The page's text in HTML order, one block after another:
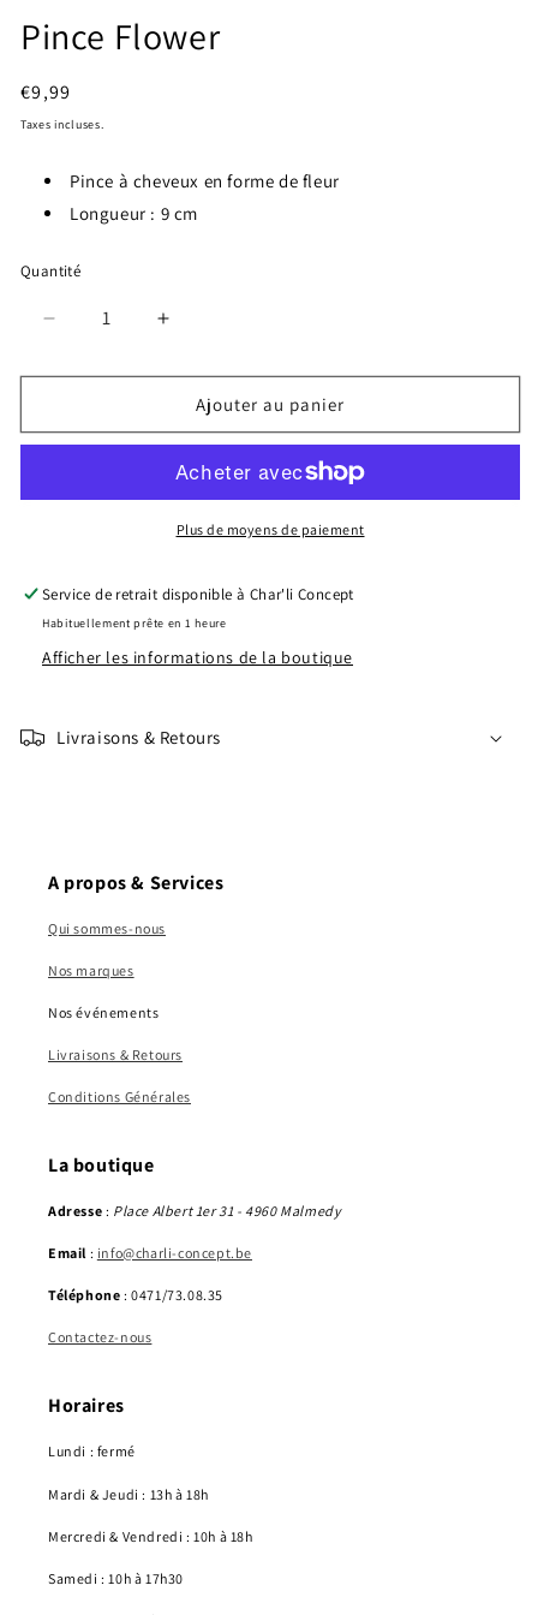
Pince Flower
Prix
habituel
€9,99
Taxes incluses.
Pince à cheveux en forme de fleur
Longueur : 9 cm
Quantité
Réduire
quantité
Pince
Augmenter
quantité
Pince
Ajouter au panier
Plus de moyens de paiement
Service de retrait disponible à Char'li Concept
Habituellement prête en 1 heure
Afficher les informations de la boutique
Livraisons & Retours
A propos & Services
Qui sommes-nous
Nos marques
Nos événements
Livraisons & Retours
Conditions Générales
La boutique
Adresse : Place Albert 1er 31 - 4960 Malmedy
Email : info@charli-concept.be
Téléphone : 0471/73.08.35
Contactez-nous
Horaires
Lundi : fermé
Mardi & Jeudi : 13h à 18h
Mercredi & Vendredi : 10h à 18h
Samedi : 10h à 17h30